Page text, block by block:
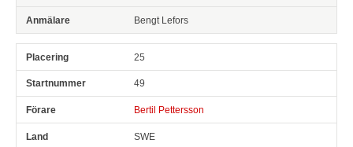
Bengt Lefors
25
49
Bertil Pettersson
SWE